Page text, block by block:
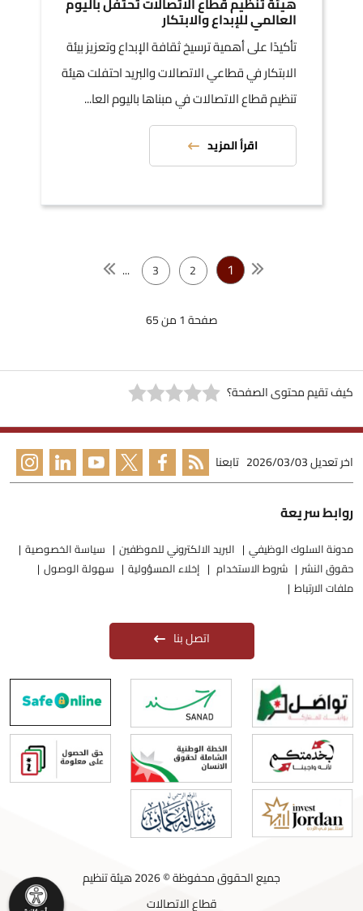
العالمي للإبداع والابتكار
تأكيدًا على أهمية ترسيخ ثقافة الإبداع وتعزيز بيئة
الابتكار في قطاعي الاتصالات والبريد احتفلت هيئة
تنظيم قطاع الاتصالات في مبناها باليوم العا...
اقرأ المزيد
1
2
3
...
صفحة 1 من 65
كيف تقيم محتوى الصفحة؟
اخر تعديل2026/03/03 تابعنا
روابط سريعة
مدونة السلوك الوظيفي البريد الالكتروني للموظفين
سياسة الخصوصية
حقوق النشر
شروط الاستخدام إخلاء المسؤولية
سهولة الوصول
ملفات الارتباط
اتصل بنا
جميع الحقوق محفوظة © 2026 هيئة تنظيم
قطاع الاتصالات